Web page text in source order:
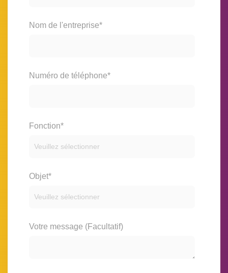
Nom de l'entreprise*
Numéro de téléphone*
Fonction*
Objet*
Votre message (Facultatif)